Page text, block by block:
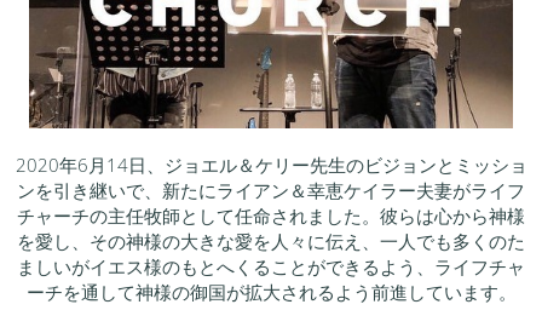
2020年6月 14日、ジョエル＆ケリー先生のビジョンとミッショ
ンを引き継いで、新たにライアン＆幸恵ケイラー夫妻がライフ
チャーチの主任牧師として任命されました。彼らは心から神様
を愛し、その神様の大きな愛を人々に伝え、一人でも多くのた
ましいがイエス様のもとへくることができるよう、ライフチャ
ーチを通して神様の御国が拡大されるよう前進しています。